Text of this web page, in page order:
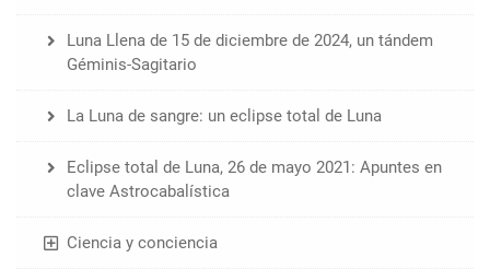
Luna Llena de 15 de diciembre de 2024, un tándem
Géminis-Sagitario
La Luna de sangre: un eclipse total de Luna
Eclipse total de Luna, 26 de mayo 2021: Apuntes en
clave Astrocabalística
Ciencia y conciencia